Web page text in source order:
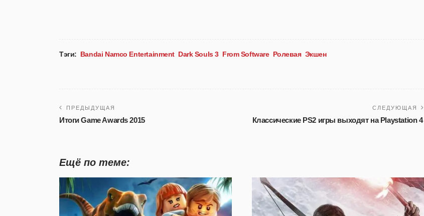
Тэги: Bandai Namco Entertainment Dark Souls 3 From Software Ролевая Экшен
ПРЕДЫДУЩАЯ
Итоги Game Awards 2015
СЛЕДУЮЩАЯ
Классические PS2 игры выходят на Playstation 4
Ещё по теме: